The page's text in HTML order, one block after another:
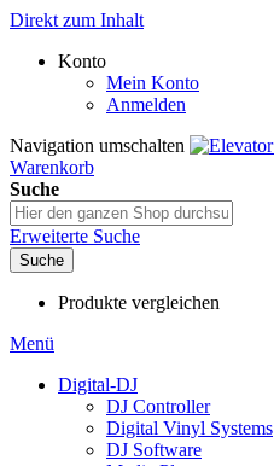
Direkt zum Inhalt
Konto
Mein Konto
Anmelden
Navigation umschalten
Warenkorb
Suche
Erweiterte Suche
Suche
Produkte vergleichen
Menü
Digital-DJ
DJ Controller
Digital Vinyl Systems
DJ Software